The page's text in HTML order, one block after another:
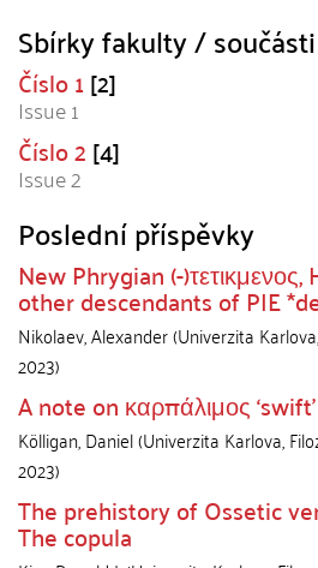
Sbírky fakulty / součásti
Číslo 1[2]
Issue 1
Číslo 2[4]
Issue 2
Poslední příspěvky
New Phrygian (-
other descendants of PIE
Nikolaev, Alexander(Univerzita
2023)
A note on καρπάλιμος ‘swift’
Kölligan, Daniel(Univerzita Karlova,
2023)
The prehistory of Ossetic
The copula